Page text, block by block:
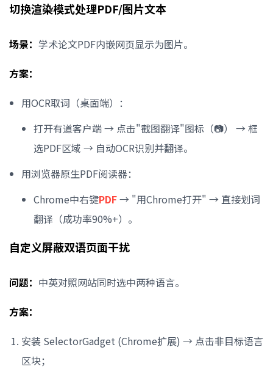
切换渲染模式处理PDF/图片文本
场景： 学术论文PDF内嵌网页显示为图片。
方案：
用OCR取词（桌面端）：
打开有道客户端 → 点击"截图翻译"图标（📷） → 框
选PDF区域 → 自动OCR识别并翻译。
用浏览器原生PDF阅读器：
Chrome中右键PDF→ "用Chrome打开" → 直接划词
翻译（成功率90%+）。
自定义屏蔽双语页面干扰
问题： 中英对照网站同时选中两种语言。
方案：
安装 SelectorGadget (Chrome扩展) → 点击非目标语言
区块；